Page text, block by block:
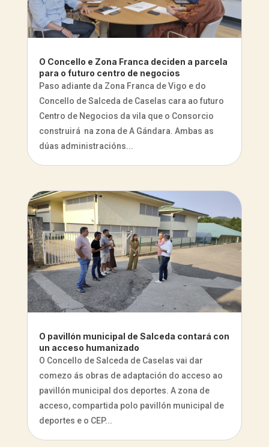
O Concello e Zona Franca deciden a parcela
para o futuro centro de negocios
Paso adiante da Zona Franca de Vigo e do
Concello de Salceda de Caselas cara ao futuro
Centro de Negocios da vila que o Consorcio
construirá na zona de A Gándara. Ambas as
dúas administracións...
O pavillón municipal de Salceda contará con
un acceso humanizado
O Concello de Salceda de Caselas vai dar
comezo ás obras de adaptación do acceso ao
pavillón municipal dos deportes. A zona de
acceso, compartida polo pavillón municipal de
deportes e o CEP...